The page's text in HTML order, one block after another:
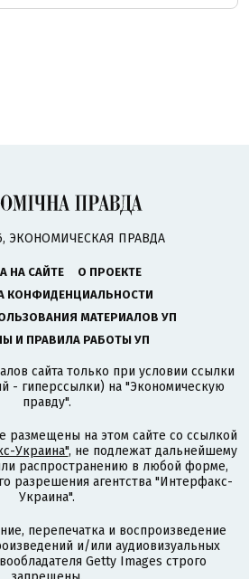
ЭКОНОМИЧЕСКАЯ ПРАВДА
НА САЙТЕ
О ПРОЕКТЕ
КОНФИДЕНЦИАЛЬНОСТИ
МАТЕРИАЛОВ УП
И ПРАВИЛА РАБОТЫ УП
сайта только при условии ссылки
- гиперссылки) на "Экономическую
правду".
размещены на этом сайте со ссылкой
Украина", не подлежат дальнейшему
распространению в любой форме,
разрешения агентства "Интерфакс-
Украина".
перепечатка и воспроизведение
и/или аудиовизуальных
Getty Images строго